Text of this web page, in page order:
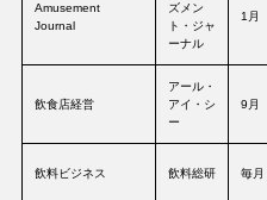
Amusement
Journal
ズメン
ト・ジャ
ーナル
1月
飲食店経営
アール・
アイ・シ
ー
9月
飲料ビジネス 飲料総研 毎月